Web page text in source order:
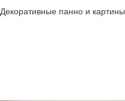
Декоративные панно и картины